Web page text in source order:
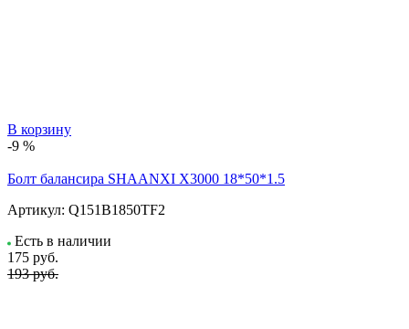
В корзину
-9 %
Болт балансира SHAANXI Х3000 18*50*1.5
Артикул: Q151B1850TF2
Есть в наличии
175 руб.
193 руб.